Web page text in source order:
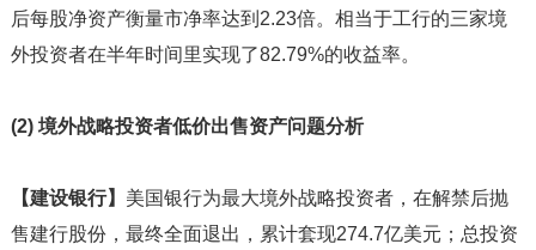
后每股净资产衡量市净率达到2.23倍。相当于工行的三家境
外投资者在半年时间里实现了82.79%的收益率。
(2) 境外战略投资者低价出售资产问题分析
【建设银行】 美国银行为最大境外战略投资者，在解禁后抛
售建行股份，最终全面退出，累计套现274.7亿美元；总投资